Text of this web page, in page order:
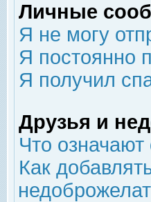
Личные
Я не могу
Я постоянно
Я получил
Друзья и
Что
Как